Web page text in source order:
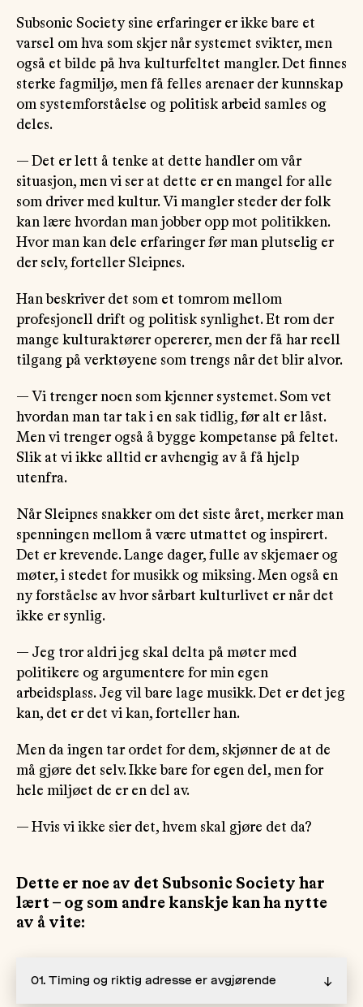
Subsonic Society sine erfaringer er ikke bare et
varsel om hva som skjer når systemet svikter, men
også et bilde på hva kulturfeltet mangler. Det finnes
sterke fagmiljø, men få felles arenaer der kunnskap
om systemforståelse og politisk arbeid samles og
deles.
— Det er lett å tenke at dette handler om vår
situasjon, men vi ser at dette er en mangel for alle
som driver med kultur. Vi mangler steder der folk
kan lære hvordan man jobber opp mot politikken.
Hvor man kan dele erfaringer før man plutselig er
der selv, forteller Sleipnes.
Han beskriver det som et tomrom mellom
profesjonell drift og politisk synlighet. Et rom der
mange kulturaktører opererer, men der få har reell
tilgang på verktøyene som trengs når det blir alvor.
— Vi trenger noen som kjenner systemet. Som vet
hvordan man tar tak i en sak tidlig, før alt er låst.
Men vi trenger også å bygge kompetanse på feltet.
Slik at vi ikke alltid er avhengig av å få hjelp
utenfra.
Når Sleipnes snakker om det siste året, merker man
spenningen mellom å være utmattet og inspirert.
Det er krevende. Lange dager, fulle av skjemaer og
møter, i stedet for musikk og miksing. Men også en
ny forståelse av hvor sårbart kulturlivet er når det
ikke er synlig.
— Jeg tror aldri jeg skal delta på møter med
politikere og argumentere for min egen
arbeidsplass. Jeg vil bare lage musikk. Det er det jeg
kan, det er det vi kan, forteller han.
Men da ingen tar ordet for dem, skjønner de at de
må gjøre det selv. Ikke bare for egen del, men for
hele miljøet de er en del av.
— Hvis vi ikke sier det, hvem skal gjøre det da?
Dette er noe av det Subsonic Society har
lært – og som andre kanskje kan ha nytte
av å vite:
01. Timing og riktig adresse er avgjørende ↓